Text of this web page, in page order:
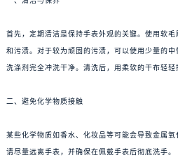
首先，定期清洁是保持手表外观的关键。使用软
和污渍。对于较为顽固的污渍，可以使用少量的
洗涤剂完全冲洗干净。清洗后，用柔软的干布轻轻
二、避免化学物质接触
某些化学物质如香水、化妆品等可能会导致金属氧
请尽量远离手表，并确保在佩戴手表后彻底洗手。